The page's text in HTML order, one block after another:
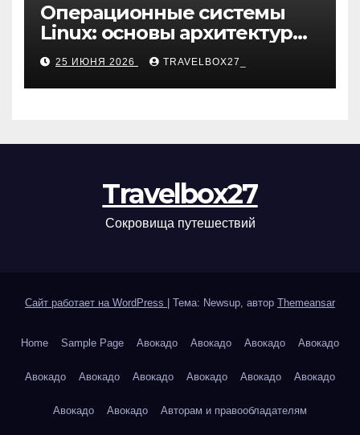
Операционные системы
Linux: основы архитектуры,
компоненты и области
применения
25 ИЮНЯ 2026 TRAVELBOX27_
Travelbox27
Сокровища путешествий
Сайт работает на WordPress Тема: Newsup, автор Themeansar
Home Sample Page Авокадо Авокадо Авокадо Авокадо
Авокадо Авокадо Авокадо Авокадо Авокадо Авокадо
Авокадо Авокадо Авторам и правообладателям